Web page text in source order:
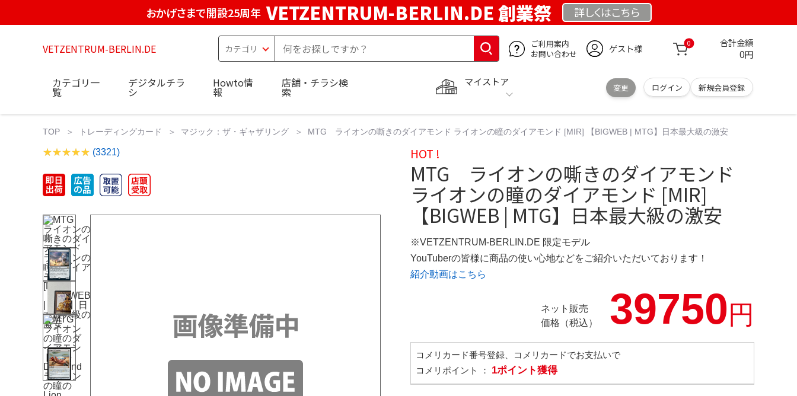
おかげさまで開設25周年 VETZENTRUM-BERLIN.DE 創業祭 詳しくはこちら
VETZENTRUM-BERLIN.DE
ご利用案内
お問い合わせ
ゲスト様 0 合計金額
0円
マイストア
変更 ログイン 新規会員登録
カテゴリ一
覧
デジタルチラ
シ
Howto情
報
店舗・チラシ検
索
TOP トレーディングカード マジック：ザ・ギャザリング MTG ライオンの嘶きのダイアモンド ライオンの瞳のダイアモンド [MIR] 【BIGWEB | MTG】日本最大級の激安
(3321) HOT !
MTG ライオンの嘶きのダイアモンド
ライオンの瞳のダイアモンド [MIR]
【BIGWEB | MTG】日本最大級の激安
※VETZENTRUM-BERLIN.DE 限定モデル
YouTuberの皆様に商品の使い心地などをご紹介いただいております！
紹介動画はこちら
ネット販売
価格（税込）
39750円
コメリカード番号登録、コメリカードでお支払いで
コメリポイント ： 1ポイント獲得